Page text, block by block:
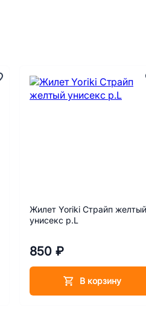
Жилет Yoriki Страйп желтый
унисекс р.L
850 ₽
В корзину